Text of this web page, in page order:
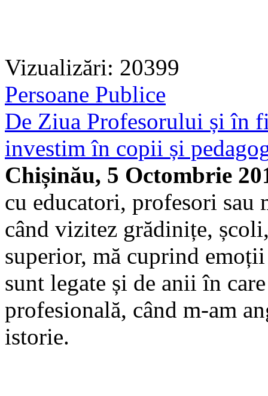
Vizualizări: 20399
Persoane Publice
De Ziua Profesorului și în
investim în copii și
Chișinău, 5 Octombrie
cu educatori, profesori sau
când vizitez grădinițe,
superior, mă cuprind
sunt legate și de anii în
profesională, când m-am
istorie.